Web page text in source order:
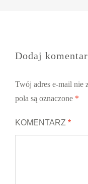
Dodaj
Twój adres e-mail nie
pola są oznaczone *
KOMENTARZ *